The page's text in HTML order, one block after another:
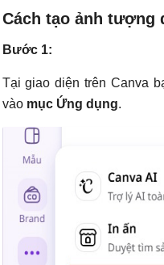
Cách tạo ảnh tượng
Bước 1:
Tại giao diện trên Canva
vào mục Ứng dụng.